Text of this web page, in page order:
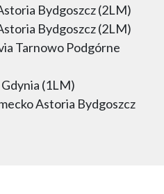
Bydgoszcz (2LM)
Bydgoszcz (2LM)
Tarnowo Podgórne
(1LM)
Astoria Bydgoszcz